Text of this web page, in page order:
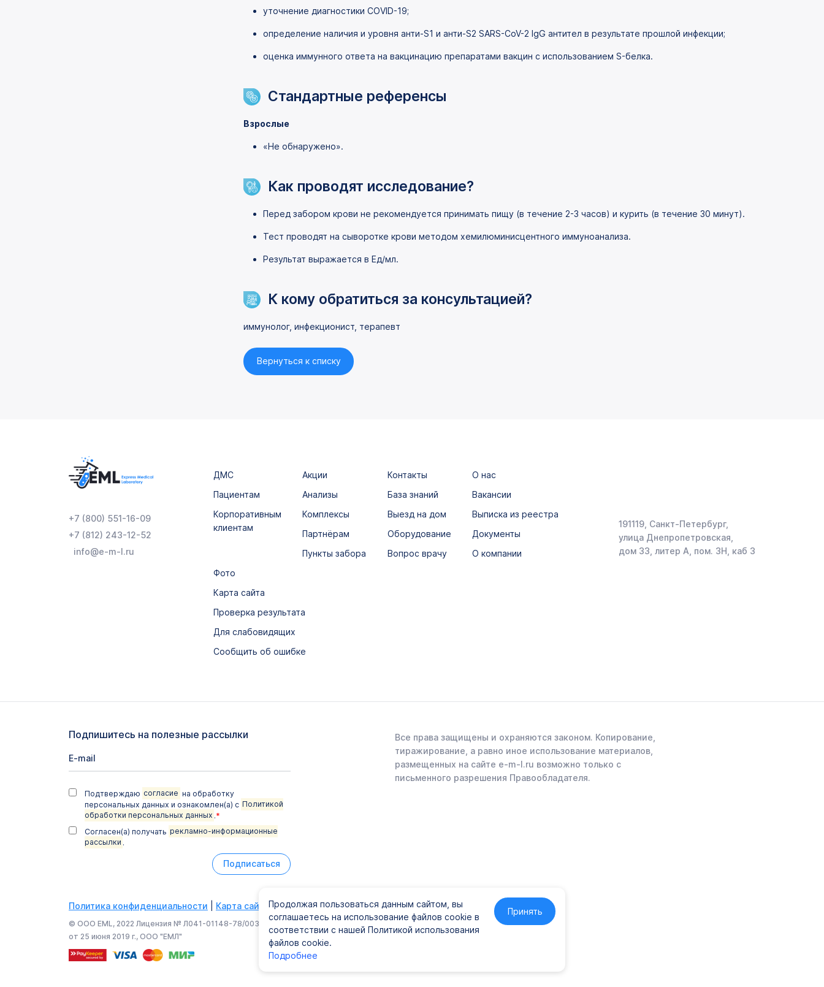
уточнение диагностики COVID-19;
определение наличия и уровня анти-S1 и анти-S2 SARS-CoV-2 lgG антител в результате прошлой инфекции;
оценка иммунного ответа на вакцинацию препаратами вакцин с использованием S-белка.
Стандартные референсы
Взрослые
«Не обнаружено».
Как проводят исследование?
Перед забором крови не рекомендуется принимать пищу (в течение 2-3 часов) и курить (в течение 30 минут).
Тест проводят на сыворотке крови методом хемилюминисцентного иммуноанализа.
Результат выражается в Ед/мл.
К кому обратиться за консультацией?
иммунолог, инфекционист, терапевт
Вернуться к списку
+7 (800) 551-16-09
+7 (812) 243-12-52
info@e-m-l.ru
ДМС
Пациентам
Корпоративным
клиентам
Акции
Анализы
Комплексы
Партнёрам
Пункты забора
Контакты
База знаний
Выезд на дом
Оборудование
Вопрос врачу
О нас
Вакансии
Выписка из реестра
Документы
О компании
Фото
Карта сайта
Проверка результата
Для слабовидящих
Сообщить об ошибке
191119, Санкт-Петербург,
улица Днепропетровская,
дом 33, литер А, пом. 3Н, каб 3
Подпишитесь на полезные рассылки
Подтверждаю согласие на обработку
персональных данных и ознакомлен(а) с Политикой
обработки персональных данных .*
Согласен(а) получать рекламно-информационные
рассылки .
Подписаться
Все права защищены и охраняются законом. Копирование,
тиражирование, а равно иное использование материалов,
размещенных на сайте e-m-l.ru возможно только с
письменного разрешения Правообладателя.
Политика конфиденциальности Карта сайта
© ООО EML, 2022 Лицензия № Л041-01148-78/00337441
от 25 июня 2019 г., ООО "ЕМЛ"
Продолжая пользоваться данным сайтом, вы
соглашаетесь на использование файлов cookie в
соответствии с нашей Политикой использования
файлов cookie.
Подробнее
Принять